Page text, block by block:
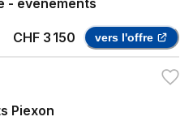
- événements
CHF 3 150 vers l'offre
Piexon